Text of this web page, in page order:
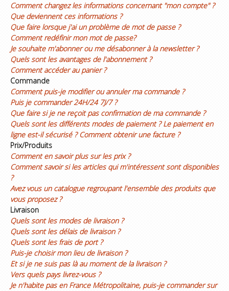
Comment changez les informations concernant "mon compte" ?
Que deviennent ces informations ?
Que faire lorsque j'ai un problème de mot de passe ?
Comment redéfinir mon mot de passe?
Je souhaite m'abonner ou me désabonner à la newsletter ?
Quels sont les avantages de l'abonnement ?
Comment accéder au panier ?
Commande
Comment puis-je modifier ou annuler ma commande ?
Puis je commander 24H/24 7J/7 ?
Que faire si je ne reçoit pas confirmation de ma commande ?
Quels sont les différents modes de paiement ? Le paiement en
ligne est-il sécurisé ? Comment obtenir une facture ?
Prix/Produits
Comment en savoir plus sur les prix ?
Comment savoir si les articles qui m'intéressent sont disponibles
?
Avez vous un catalogue regroupant l'ensemble des produits que
vous proposez ?
Livraison
Quels sont les modes de livraison ?
Quels sont les délais de livraison ?
Quels sont les frais de port ?
Puis-je choisir mon lieu de livraison ?
Et si je ne suis pas là au moment de la livraison ?
Vers quels pays livrez-vous ?
Je n'habite pas en France Métropolitaine, puis-je commander sur